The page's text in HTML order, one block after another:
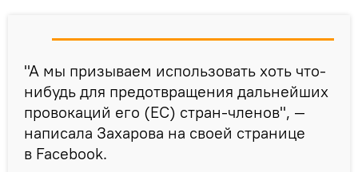
"А мы призываем использовать хоть что-
нибудь для предотвращения дальнейших
провокаций его (ЕС) стран-членов", —
написала Захарова на своей странице
в Facebook.